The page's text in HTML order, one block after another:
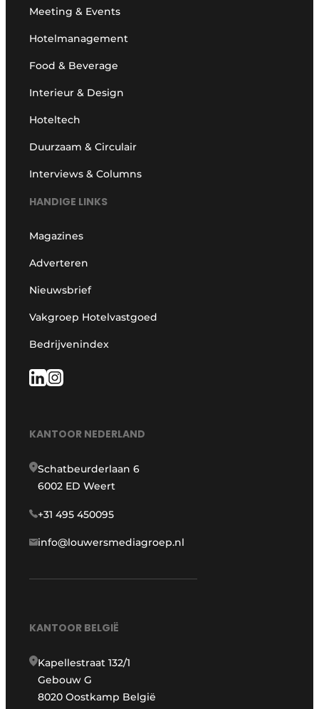
Meeting & Events
Hotelmanagement
Food & Beverage
Interieur & Design
Hoteltech
Duurzaam & Circulair
Interviews & Columns
HANDIGE LINKS
Magazines
Adverteren
Nieuwsbrief
Vakgroep Hotelvastgoed
Bedrijvenindex
KANTOOR NEDERLAND
Schatbeurderlaan 6
6002 ED Weert
+31 495 450095
info@louwersmediagroep.nl
KANTOOR BELGIË
Kapellestraat 132/1
Gebouw G
8020 Oostkamp België